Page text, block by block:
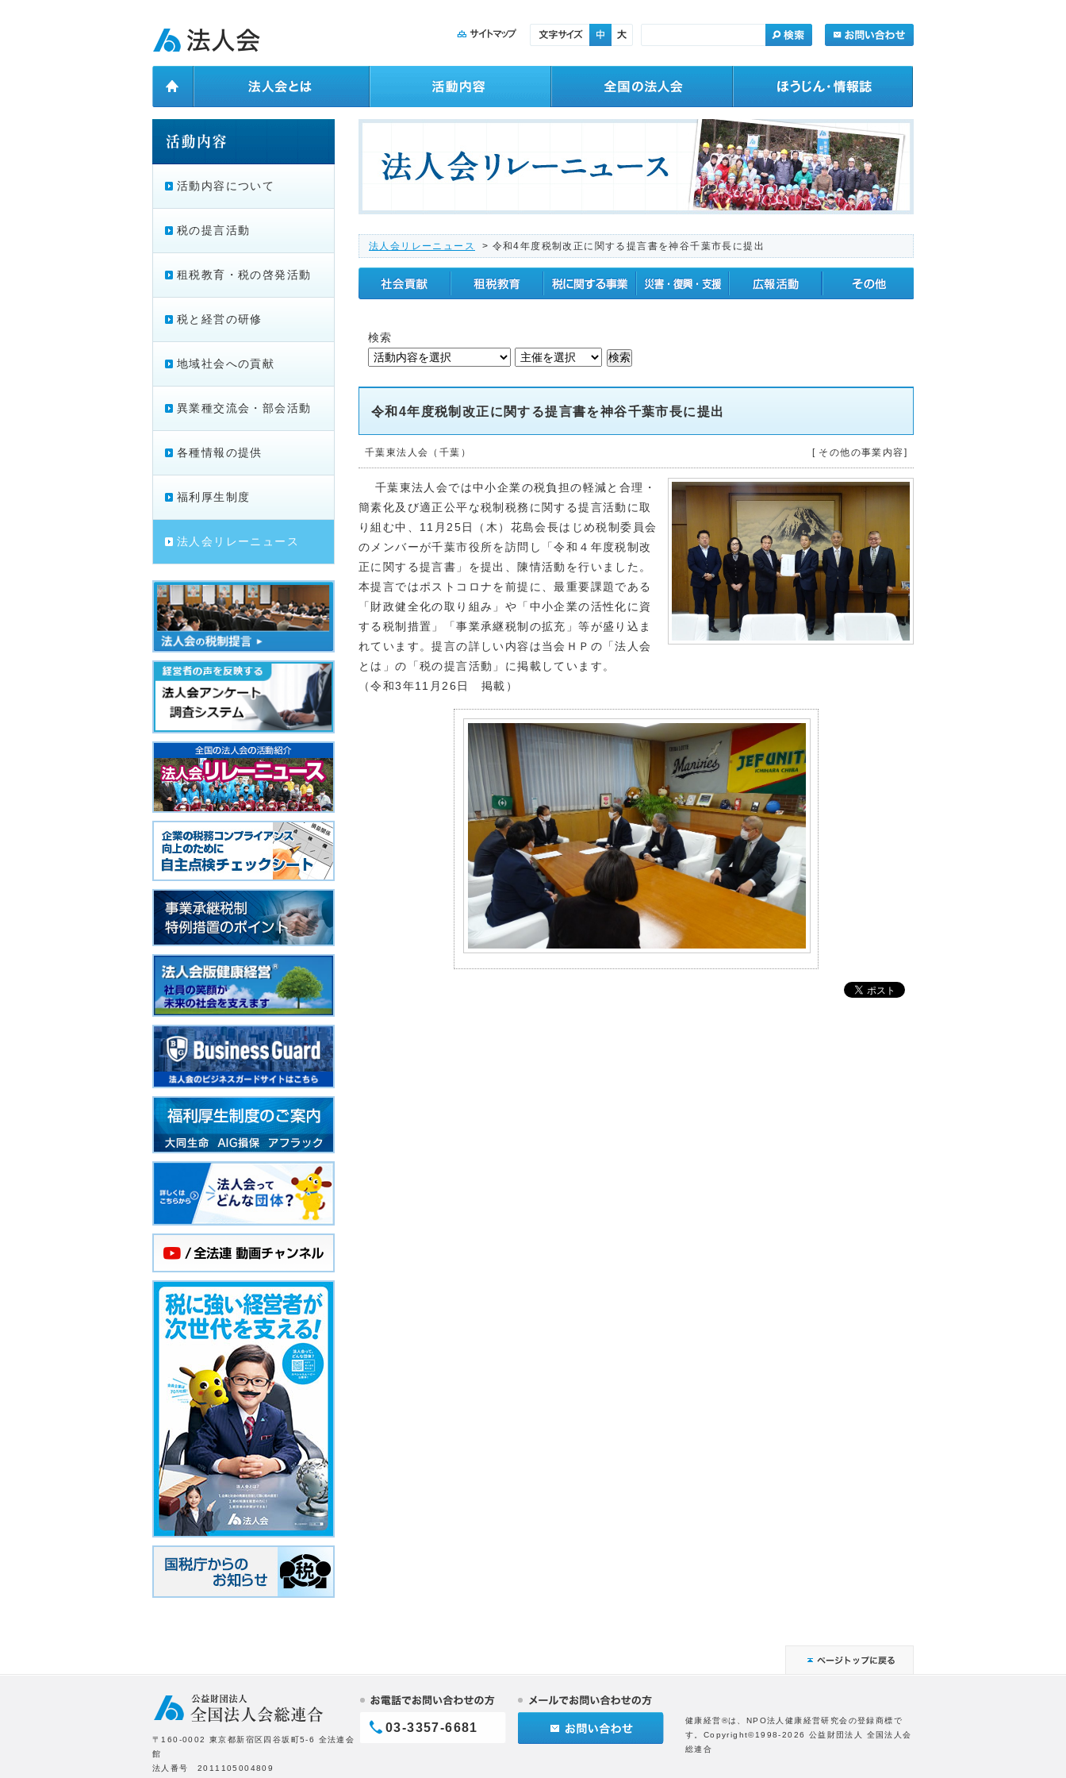
法人会リレーニュース > 令和4年度税制改正に関する提言書を神谷千葉市長に提出
社会貢献 租税教育 税に関する事業 震災復興支援・応援広報活動 その他
検索
令和4年度税制改正に関する提言書を神谷千葉市長に提出
千葉東法人会（千葉） [ その他の事業内容]
千葉東法人会では中小企業の税負担の軽減と合理・
簡素化及び適正公平な税制税務に関する提言活動に取
り組む中、11月25日（木）花島会長はじめ税制委員会
のメンバーが千葉市役所を訪問し「令和４年度税制改
正に関する提言書」を提出、陳情活動を行いました。
本提言ではポストコロナを前提に、最重要課題である
「財政健全化の取り組み」や「中小企業の活性化に資
する税制措置」「事業承継税制の拡充」等が盛り込ま
れています。提言の詳しい内容は当会ＨＰの「法人会
とは」の「税の提言活動」に掲載しています。
（令和3年11月26日 掲載）
活動内容について
税の提言活動
租税教育・税の啓発活動
税と経営の研修
地域社会への貢献
異業種交流会・部会活動
各種情報の提供
福利厚生制度
法人会リレーニュース
〒160-0002 東京都新宿区四谷坂町5-6 全法連会
館
法人番号 2011105004809
03-3357-6681
健康経営®は、NPO法人健康経営研究会の登録商標で
す。Copyright©1998-2026 公益財団法人 全国法人会
総連合